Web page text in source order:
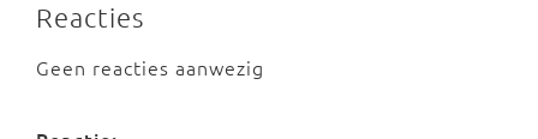
Reacties
Geen reacties aanwezig